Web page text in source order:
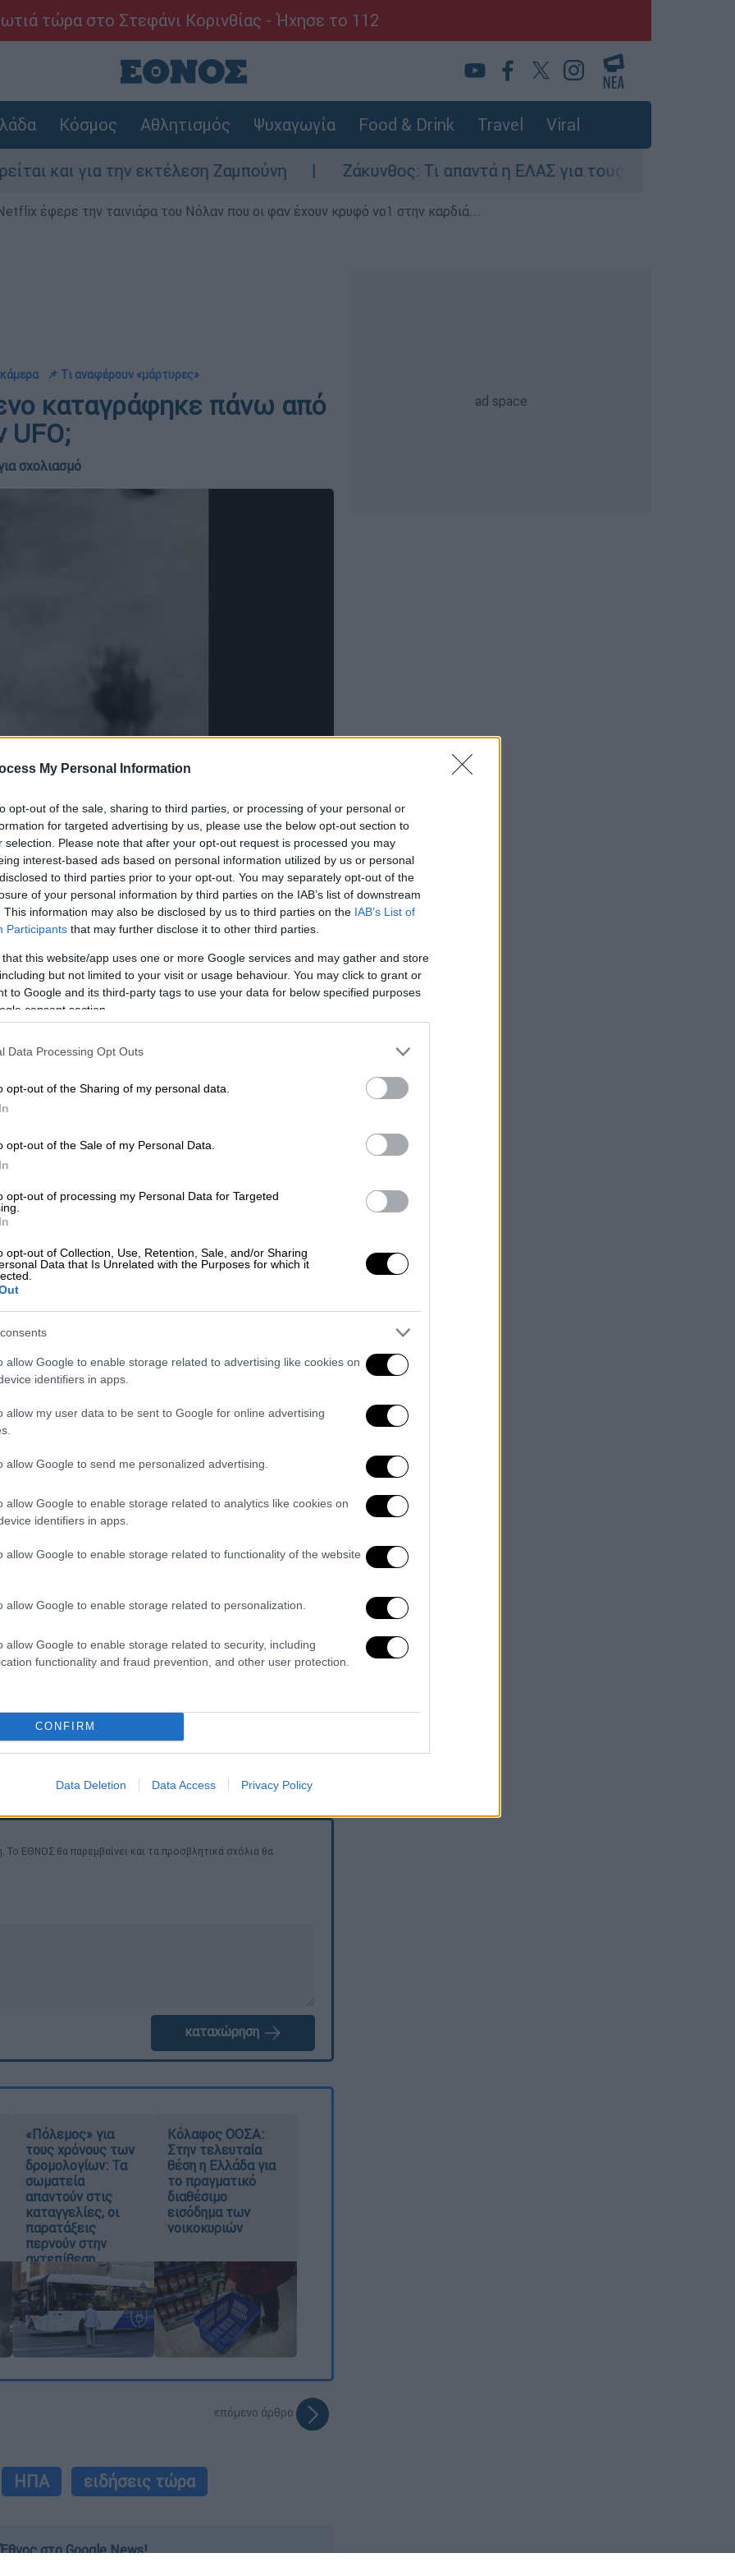
My Personal Information
opt-out of the sale, sharing to third parties, or processing of your personal or
for targeted advertising by us, please use the below opt-out section to
selection. Please note that after your opt-out request is processed you may
interest-based ads based on personal information utilized by us or personal
to third parties prior to your opt-out. You may separately opt-out of the
of your personal information by third parties on the IAB’s list of downstream
This information may also be disclosed by us to third parties on the IAB’s List of
Participants that may further disclose it to other third parties.
that this website/app uses one or more Google services and may gather and store
but not limited to your visit or usage behaviour. You may click to grant or
to Google and its third-party tags to use your data for below specified purposes
consent section.
Data Processing Opt Outs
opt-out of the Sharing of my personal data.
opt-out of the Sale of my Personal Data.
opt-out of processing my Personal Data for Targeted
opt-out of Collection, Use, Retention, Sale, and/or Sharing
Data that Is Unrelated with the Purposes for which it
allow Google to enable storage related to advertising like cookies on
identifiers in apps.
allow my user data to be sent to Google for online advertising
allow Google to send me personalized advertising.
allow Google to enable storage related to analytics like cookies on
identifiers in apps.
allow Google to enable storage related to functionality of the website
allow Google to enable storage related to personalization.
allow Google to enable storage related to security, including
functionality and fraud prevention, and other user protection.
CONFIRM
Data Deletion Data Access Privacy Policy
τώρα στο Στεφάνι Κορινθίας - Ήχησε το 112
Κόσμος Αθλητισμός Ψυχαγωγία Food & Drink Travel Viral
για την εκτέλεση Ζαμπούνη Ζάκυνθος: Τι απαντά η ΕΛΑΣ για τους 8 βιασμούς
έφερε την ταινιάρα του Νόλαν που οι φαν έχουν κρυφό νο1 στην καρδιά...
📌 Τι αναφέρουν «μάρτυρες»
καταγράφηκε πάνω από
UFO;
σχολιασμό
το ΕΘΝΟΣ στη Google
αντικείμενονα πετάει πάνω από γη και
να «θάφτηκε
από τοναμερικανικό στρατό
Jeremy Corbell.
κάμερα
νερό σε μιαστρατιωτική βάση
λευκού στη θερμική κάμερα –
από ζεστό σε κρύο.
είχε λάβει εντολή να το “κυνηγήσει”.
στο νερό για 17 λεπτά στο βίντεο – πριν
Intelligence #UFOSightings
#uapdisclosure #ufodisclosureare
CISSQpk3a0
9, 2024
κρεμασμένα «πόδια» του αντικειμένου
δημοσιογράφος και
του υλικού επιβεβαιώθηκε από
δώσουν».Ο κινηματογραφιστής
τέλος του τι σημαίνουν τα UFO για την
πλαίσιο του αποκαλυπτικού του άρθρου
η οποία ισχυρίζεται ότι
στην ιστορία του κόσμου”.
ΕΘΝΟΣ θα παρεμβαίνει και τα προσβλητικά σχόλια θα
καταχώρηση
«Πόλεμος» για
τους χρόνους των
δρομολογίων: Τα
σωματεία
απαντούν στις
καταγγελίες, οι
παρατάξεις
περνούν στην
αντεπίθεση
Κόλαφος ΟΟΣΑ:
Στην τελευταία
θέση η Ελλάδα για
το πραγματικό
διαθέσιμο
εισόδημα των
νοικοκυριών
επόμενο άρθρο
ΗΠΑ ειδήσεις τώρα
στο Google News!